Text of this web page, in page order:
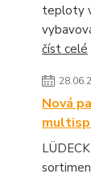
teploty
číst celé
Nová